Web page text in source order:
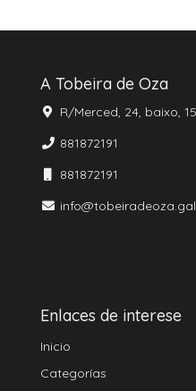
A Tobeira de Oza
R/Merced, 24, baixo,
881872191
881872191
info@tobeiradeoza.gal
Enlaces de interese
Inicio
Categorías